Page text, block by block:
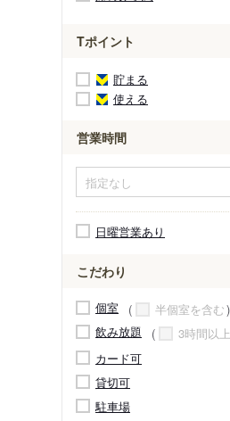
Tポイント
貯まる
使える
営業時間
日曜営業あり
こだわり
個室
半個室を含む
飲み放題
3時間以上
カード可
貸切可
駐車場